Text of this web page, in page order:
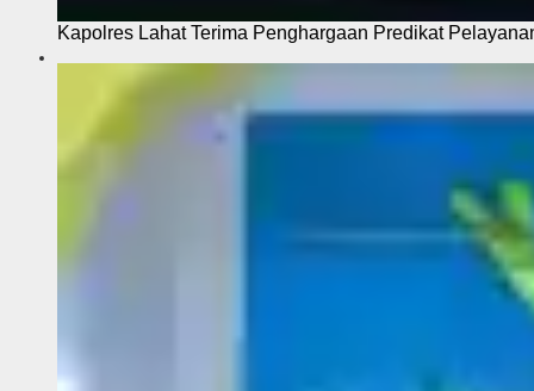
Kapolres Lahat Terima Penghargaan Predikat